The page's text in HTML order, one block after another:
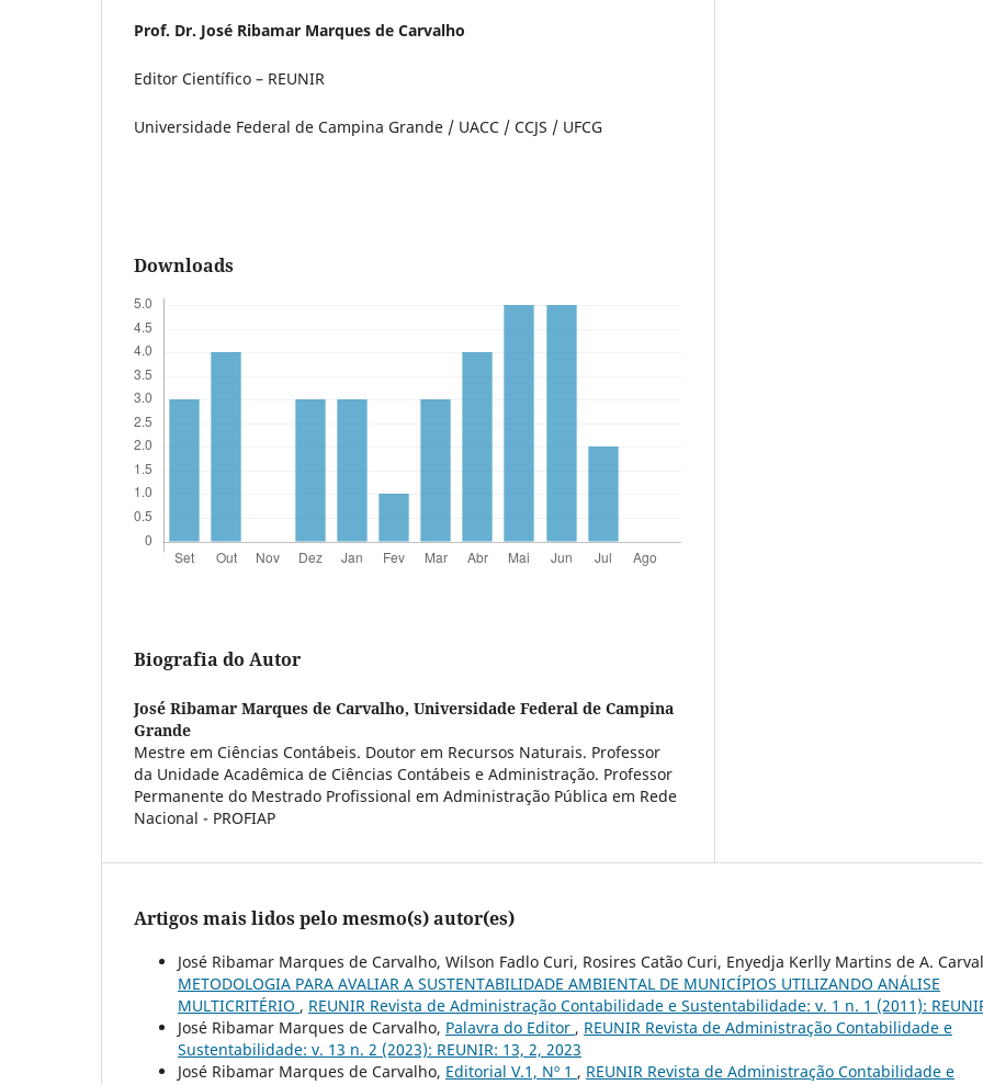
Prof. Dr. José Ribamar Marques de Carvalho
Editor Científico – REUNIR
Universidade Federal de Campina Grande / UACC / CCJS / UFCG
Downloads
Biografia do Autor
José Ribamar Marques de Carvalho, Universidade Federal de Campina
Grande
Mestre em Ciências Contábeis. Doutor em Recursos Naturais. Professor
da Unidade Acadêmica de Ciências Contábeis e Administração. Professor
Permanente do Mestrado Profissional em Administração Pública em Rede
Nacional - PROFIAP
Artigos mais lidos pelo mesmo(s) autor(es)
José Ribamar Marques de Carvalho, Wilson Fadlo Curi, Rosires Catão Curi, Enyedja Kerlly Martins de A.
METODOLOGIA PARA AVALIAR A SUSTENTABILIDADE AMBIENTAL DE MUNICÍPIOS UTILIZANDO ANÁLISE
MULTICRITÉRIO , REUNIR Revista de Administração Contabilidade e Sustentabilidade: v. 1 n. 1 (2011):
José Ribamar Marques de Carvalho, Palavra do Editor , REUNIR Revista de Administração Contabilidade e
Sustentabilidade: v. 13 n. 2 (2023): REUNIR: 13, 2, 2023
José Ribamar Marques de Carvalho, Editorial V.1, Nº 1 , REUNIR Revista de Administração Contabilidade e